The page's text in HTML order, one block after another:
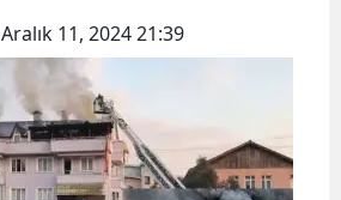
Aralık 11, 2024 21:39